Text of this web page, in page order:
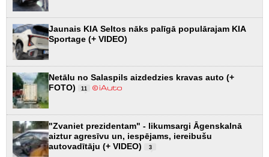
Jaunais KIA Seltos nāks palīgā populārajam KIA
Sportage (+ VIDEO)
Netālu no Salaspils aizdedzies kravas auto (+
FOTO)
11
"Zvaniet prezidentam" - likumsargi Āgenskalnā
aiztur agresīvu un, iespējams, iereibušu
autovadītāju (+ VIDEO)
3